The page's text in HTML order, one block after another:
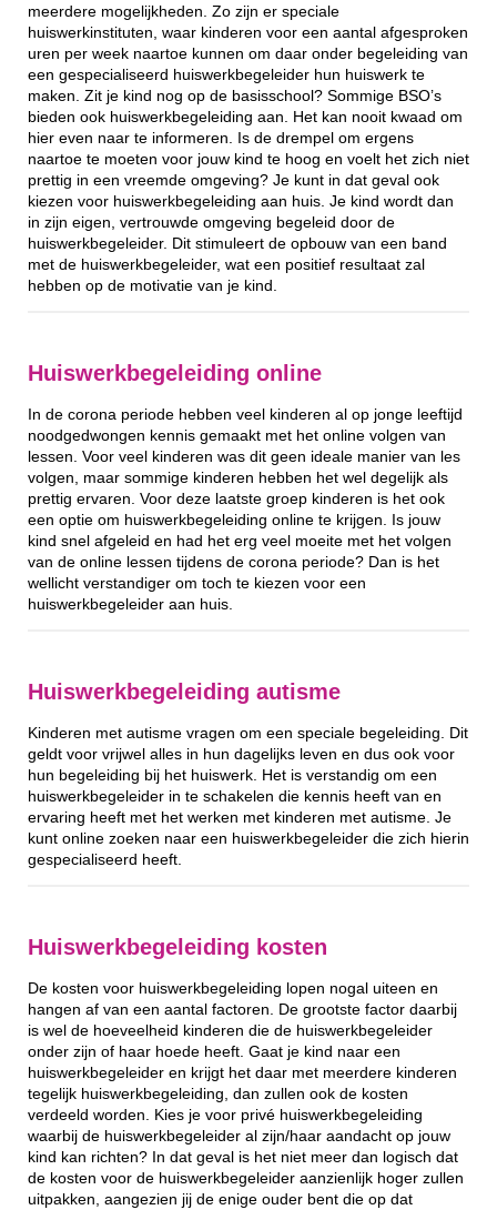
meerdere mogelijkheden. Zo zijn er speciale
huiswerkinstituten, waar kinderen voor een aantal afgesproken
uren per week naartoe kunnen om daar onder begeleiding van
een gespecialiseerd huiswerkbegeleider hun huiswerk te
maken. Zit je kind nog op de basisschool? Sommige BSO’s
bieden ook huiswerkbegeleiding aan. Het kan nooit kwaad om
hier even naar te informeren. Is de drempel om ergens
naartoe te moeten voor jouw kind te hoog en voelt het zich niet
prettig in een vreemde omgeving? Je kunt in dat geval ook
kiezen voor huiswerkbegeleiding aan huis. Je kind wordt dan
in zijn eigen, vertrouwde omgeving begeleid door de
huiswerkbegeleider. Dit stimuleert de opbouw van een band
met de huiswerkbegeleider, wat een positief resultaat zal
hebben op de motivatie van je kind.
Huiswerkbegeleiding online
In de corona periode hebben veel kinderen al op jonge leeftijd
noodgedwongen kennis gemaakt met het online volgen van
lessen. Voor veel kinderen was dit geen ideale manier van les
volgen, maar sommige kinderen hebben het wel degelijk als
prettig ervaren. Voor deze laatste groep kinderen is het ook
een optie om huiswerkbegeleiding online te krijgen. Is jouw
kind snel afgeleid en had het erg veel moeite met het volgen
van de online lessen tijdens de corona periode? Dan is het
wellicht verstandiger om toch te kiezen voor een
huiswerkbegeleider aan huis.
Huiswerkbegeleiding autisme
Kinderen met autisme vragen om een speciale begeleiding. Dit
geldt voor vrijwel alles in hun dagelijks leven en dus ook voor
hun begeleiding bij het huiswerk. Het is verstandig om een
huiswerkbegeleider in te schakelen die kennis heeft van en
ervaring heeft met het werken met kinderen met autisme. Je
kunt online zoeken naar een huiswerkbegeleider die zich hierin
gespecialiseerd heeft.
Huiswerkbegeleiding kosten
De kosten voor huiswerkbegeleiding lopen nogal uiteen en
hangen af van een aantal factoren. De grootste factor daarbij
is wel de hoeveelheid kinderen die de huiswerkbegeleider
onder zijn of haar hoede heeft. Gaat je kind naar een
huiswerkbegeleider en krijgt het daar met meerdere kinderen
tegelijk huiswerkbegeleiding, dan zullen ook de kosten
verdeeld worden. Kies je voor privé huiswerkbegeleiding
waarbij de huiswerkbegeleider al zijn/haar aandacht op jouw
kind kan richten? In dat geval is het niet meer dan logisch dat
de kosten voor de huiswerkbegeleider aanzienlijk hoger zullen
uitpakken, aangezien jij de enige ouder bent die op dat